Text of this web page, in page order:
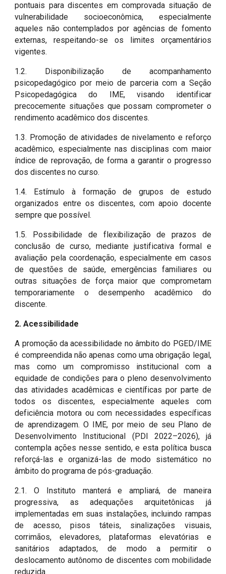
pontuais para discentes em comprovada situação de
vulnerabilidade socioeconômica, especialmente
aqueles não contemplados por agências de fomento
externas, respeitando-se os limites orçamentários
vigentes.
1.2. Disponibilização de acompanhamento
psicopedagógico por meio de parceria com a Seção
Psicopedagógica do IME, visando identificar
precocemente situações que possam comprometer o
rendimento acadêmico dos discentes.
1.3. Promoção de atividades de nivelamento e reforço
acadêmico, especialmente nas disciplinas com maior
índice de reprovação, de forma a garantir o progresso
dos discentes no curso.
1.4. Estímulo à formação de grupos de estudo
organizados entre os discentes, com apoio docente
sempre que possível.
1.5. Possibilidade de flexibilização de prazos de
conclusão de curso, mediante justificativa formal e
avaliação pela coordenação, especialmente em casos
de questões de saúde, emergências familiares ou
outras situações de força maior que comprometam
temporariamente o desempenho acadêmico do
discente.
2. Acessibilidade
A promoção da acessibilidade no âmbito do PGED/IME
é compreendida não apenas como uma obrigação legal,
mas como um compromisso institucional com a
equidade de condições para o pleno desenvolvimento
das atividades acadêmicas e científicas por parte de
todos os discentes, especialmente aqueles com
deficiência motora ou com necessidades específicas
de aprendizagem. O IME, por meio de seu Plano de
Desenvolvimento Institucional (PDI 2022–2026), já
contempla ações nesse sentido, e esta política busca
reforçá-las e organizá-las de modo sistemático no
âmbito do programa de pós-graduação.
2.1. O Instituto manterá e ampliará, de maneira
progressiva, as adequações arquitetônicas já
implementadas em suas instalações, incluindo rampas
de acesso, pisos táteis, sinalizações visuais,
corrimãos, elevadores, plataformas elevatórias e
sanitários adaptados, de modo a permitir o
deslocamento autônomo de discentes com mobilidade
reduzida.